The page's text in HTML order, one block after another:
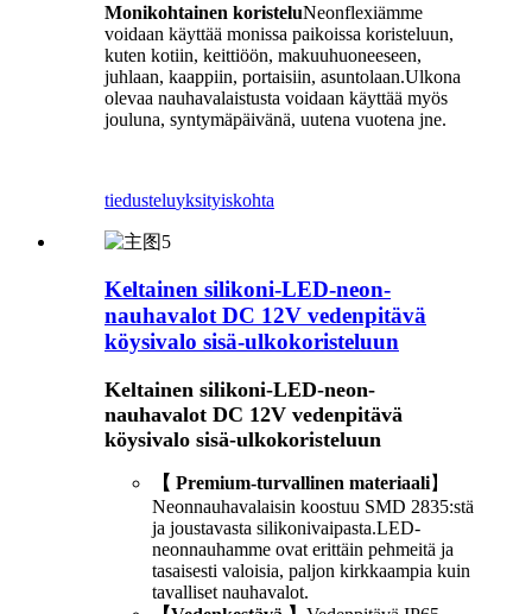
Monikohtainen koristeluNeonflexiämme
voidaan käyttää monissa paikoissa koristeluun,
kuten kotiin, keittiöön, makuuhuoneeseen,
juhlaan, kaappiin, portaisiin, asuntolaan.Ulkona
olevaa nauhavalaistusta voidaan käyttää myös
jouluna, syntymäpäivänä, uutena vuotena jne.
tiedusteluyksityiskohta
Keltainen silikoni-LED-neon-
nauhavalot DC 12V vedenpitävä
köysivalo sisä-ulkokoristeluun
Keltainen silikoni-LED-neon-
nauhavalot DC 12V vedenpitävä
köysivalo sisä-ulkokoristeluun
【 Premium-turvallinen materiaali】
Neonnauhavalaisin koostuu SMD 2835:stä
ja joustavasta silikonivaipasta.LED-
neonnauhamme ovat erittäin pehmeitä ja
tasaisesti valoisia, paljon kirkkaampia kuin
tavalliset nauhavalot.